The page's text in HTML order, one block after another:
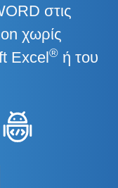
στις
χωρίς
Excel® ή του